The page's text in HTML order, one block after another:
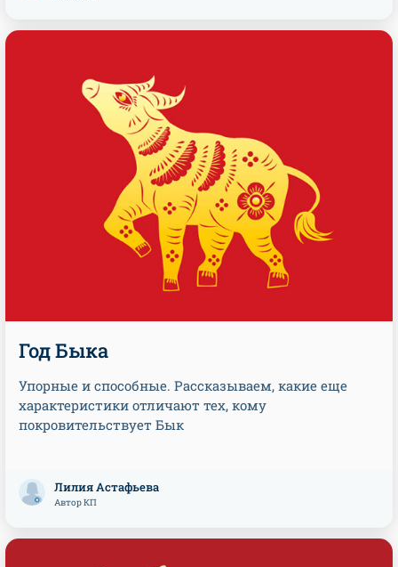
Год Быка
Упорные и способные. Рассказываем, какие еще
характеристики отличают тех, кому
покровительствует Бык
Лилия Астафьева
Автор КП